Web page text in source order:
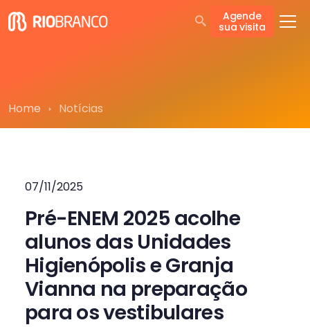
Agende
sua visita
Home Notícias
07/11/2025
Pré-ENEM 2025 acolhe
alunos das Unidades
Higienópolis e Granja
Vianna na preparação
para os vestibulares